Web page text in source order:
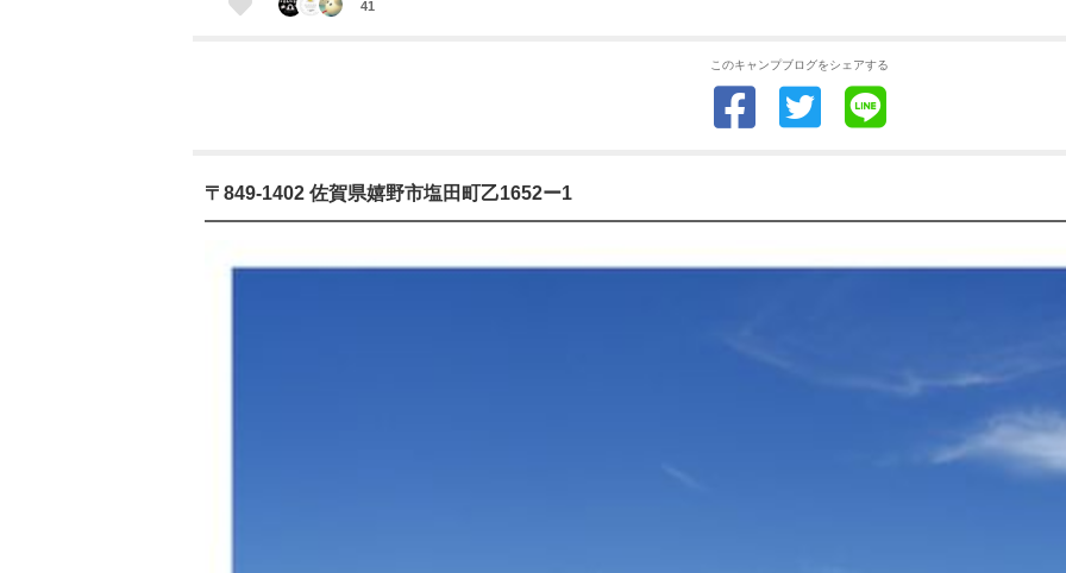
41
このキャンプブログをシェアする
〒849-1402 佐賀県嬉野市塩田町乙1652ー1